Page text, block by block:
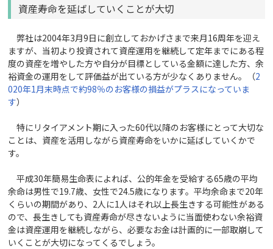
資産寿命を延ばしていくことが大切
弊社は2004年3月9日に創立しておかげさまで来月16周年を迎え
ますが、当初より投資されて資産運用を継続して定年までにある程
度の資産を増やした方や自分が目標としている金額に達した方、余
裕資金の運用をして評価益が出ている方が少なくありません。（2
020年1月末時点で約98％のお客様の損益がプラスになっていま
す）
特にリタイアメント期に入った60代以降のお客様にとって大切な
ことは、資産を活用しながら資産寿命をいかに延ばしていくかで
す。
平成30年簡易生命表によれば、公的年金を受給する65歳の平均
余命は男性で19.7歳、女性で24.5歳になります。平均余命まで20年
くらいの期間があり、2人に1人はそれ以上長生きする可能性がある
ので、長生きしても資産寿命が尽きないように当面使わない余裕資
金は資産運用を継続しながら、必要なお金は計画的に一部取崩して
いくことが大切になってくるでしょう。